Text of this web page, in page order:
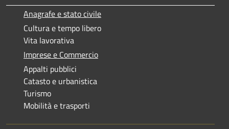
Anagrafe e stato civile
Cultura e tempo libero
Vita lavorativa
Imprese e Commercio
Appalti pubblici
Catasto e urbanistica
Turismo
Mobilità e trasporti